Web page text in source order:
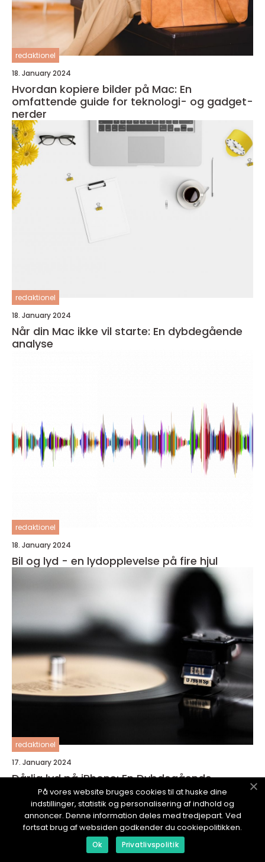
redaktionel
18. January 2024
Hvordan kopiere bilder på Mac: En
omfattende guide for teknologi- og gadget-
nerder
redaktionel
18. January 2024
Når din Mac ikke vil starte: En dybdegående
analyse
redaktionel
18. January 2024
Bil og lyd - en lydopplevelse på fire hjul
redaktionel
17. January 2024
Dårlig lyd på iPhone: En Dybdegående
OversiktPå vores website bruges cookies til at huske dine
indstillinger, statistik og personalisering af indhold og
annoncer. Denne information deles med tredjepart. Ved
fortsat brug af websiden godkender du cookiepolitikken.
Ok Privatlivspolitik